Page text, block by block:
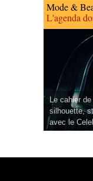
Mode &
L'agenda
Le cahier
silhouette,
avec le